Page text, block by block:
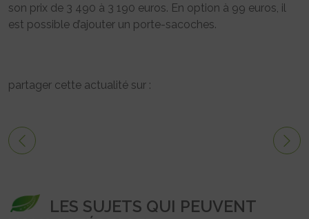
son prix de 3 490 à 3 190 euros. En option à 99 euros, il
est possible d’ajouter un porte-sacoches.
partager cette actualité sur :
LES SUJETS QUI PEUVENT